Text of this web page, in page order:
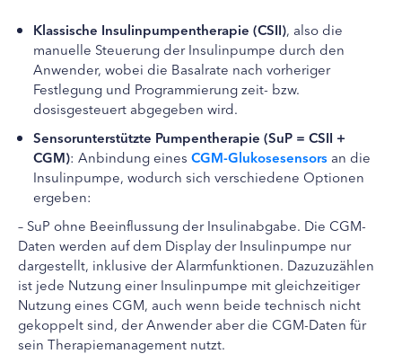
Klassische Insulinpumpentherapie (CSII), also die
manuelle Steuerung der Insulinpumpe durch den
Anwender, wobei die Basalrate nach vorheriger
Festlegung und Programmierung zeit- bzw.
dosisgesteuert abgegeben wird.
Sensorunterstützte Pumpentherapie (SuP = CSII +
CGM): Anbindung eines CGM-Glukosesensors an die
Insulinpumpe, wodurch sich verschiedene Optionen
ergeben:
– SuP ohne Beeinflussung der Insulinabgabe. Die CGM-
Daten werden auf dem Display der Insulinpumpe nur
dargestellt, inklusive der Alarmfunktionen. Dazuzuzählen
ist jede Nutzung einer Insulinpumpe mit gleichzeitiger
Nutzung eines CGM, auch wenn beide technisch nicht
gekoppelt sind, der Anwender aber die CGM-Daten für
sein Therapiemanagement nutzt.